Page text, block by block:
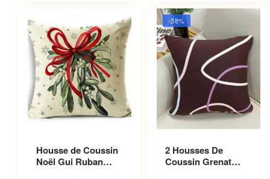
Housse de Coussin
Noël Gui Ruban
-38%
2 Housses De
Coussin Grenat